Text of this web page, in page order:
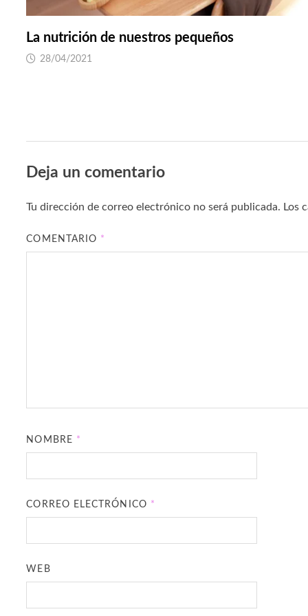
La nutrición de nuestros pequeños
28/04/2021
Deja un comentario
Tu dirección de correo electrónico no será publicada. Los
COMENTARIO *
NOMBRE *
CORREO ELECTRÓNICO *
WEB